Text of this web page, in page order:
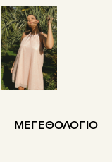
ΜΕΓΕΘΟΛΟΓΙΟ